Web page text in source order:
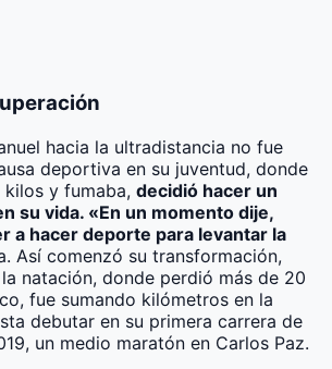
hacia la ultradistancia no fue
deportiva en su juventud, donde
y fumaba, decidió hacer un
su vida. «En un momento dije,
a hacer deporte para levantar la
Así comenzó su transformación,
natación, donde perdió más de 20
fue sumando kilómetros en la
debutar en su primera carrera de
un medio maratón en Carlos Paz.